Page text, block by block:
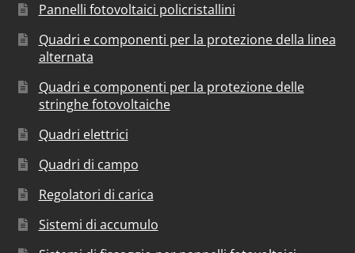
Pannelli fotovoltaici policristallini
Quadri e componenti per la protezione della linea
alternata
Quadri e componenti per la protezione delle
stringhe fotovoltaiche
Quadri elettrici
Quadri di campo
Regolatori di carica
Sistemi di accumulo